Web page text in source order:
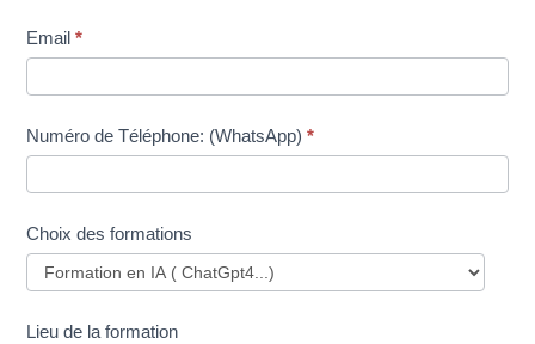
Email*
Numéro de Téléphone: (WhatsApp)*
Choix des formations
Lieu de la formation